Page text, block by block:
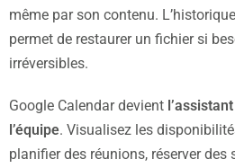
même par son contenu.
permet de restaurer un fichier si
irréversibles.
Google Calendar devient
l’équipe. Visualisez les
planifier des réunions, réserver des